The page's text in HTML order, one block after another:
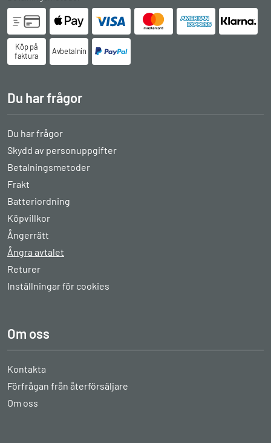
Köp på
faktura
Avbetalningsköp
Du har frågor
Du har frågor
Skydd av personuppgifter
Betalningsmetoder
Frakt
Batteriordning
Köpvillkor
Ångerrätt
Ångra avtalet
Returer
Inställningar för cookies
Om oss
Kontakta
Förfrågan från återförsäljare
Om oss